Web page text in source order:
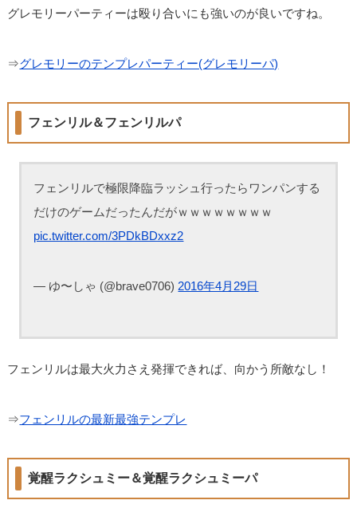
グレモリーパーティーは殴り合いにも強いのが良いですね。
⇒グレモリーのテンプレパーティー(グレモリーパ)
フェンリル＆フェンリルパ
フェンリルで極限降臨ラッシュ行ったらワンパンする
だけのゲームだったんだがｗｗｗｗｗｗｗｗ
pic.twitter.com/3PDkBDxxz2
— ゆ〜しゃ (@brave0706) 2016年4月29日
フェンリルは最大火力さえ発揮できれば、向かう所敵なし！
⇒フェンリルの最新最強テンプレ
覚醒ラクシュミー＆覚醒ラクシュミーパ